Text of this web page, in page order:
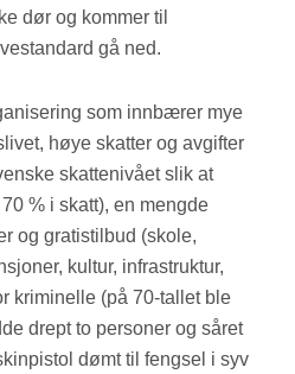
dør og kommer til
gå ned.
som innbærer mye
høye skatter og avgifter
skattenivået slik at
% i skatt), en mengde
og gratistilbud (skole,
kultur, infrastruktur,
kriminelle (på 70-tallet ble
drept to personer og såret
dømt til fengsel i syv